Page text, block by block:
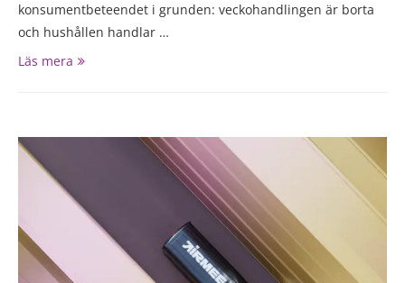
konsumentbeteendet i grunden: veckohandlingen är borta
och hushållen handlar …
Läs mera